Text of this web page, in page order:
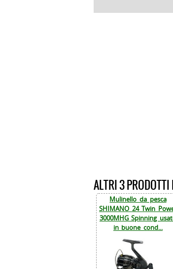
ALTRI 3 PRODOTTI
Mulinello da pesca
SHIMANO 24 Twin
3000MHG Spinning
in buone cond...